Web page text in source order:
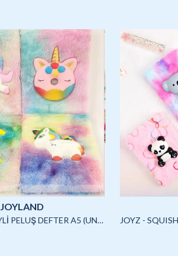
JOYLAND
JOYZ - SQUISHYLİ PELUŞ DEFTER A5 (UNICORN2)-4/S